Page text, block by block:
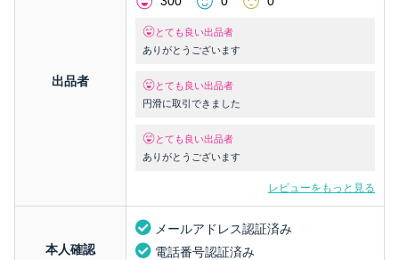
出品者
とても良い出品者
ありがとうございます
とても良い出品者
円滑に取引できました
とても良い出品者
ありがとうございます
レビューをもっと見る
本人確認
メールアドレス認証済み
電話番号認証済み